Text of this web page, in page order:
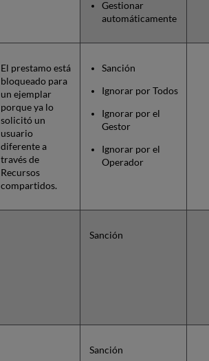
Gestionar
automáticamente
El prestamo está
bloqueado para
un ejemplar
porque ya lo
solicitó un
usuario
diferente a
través de
Recursos
compartidos.
Sanción
Ignorar por Todos
Ignorar por el
Gestor
Ignorar por el
Operador
Sanción
Sanción